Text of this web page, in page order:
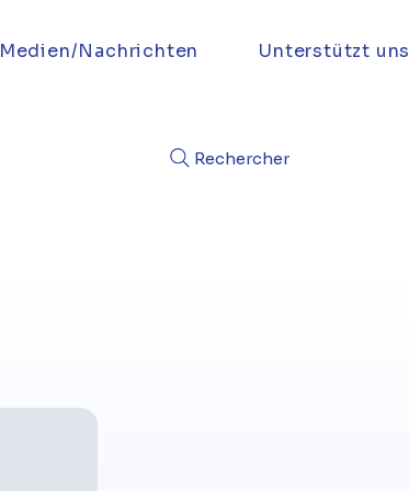
Rechercher
Medien/Nachrichten Unterstützt uns